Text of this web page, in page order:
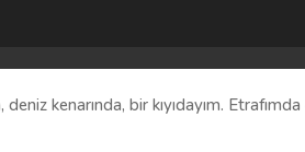
kenarında, bir kıyıdayım.